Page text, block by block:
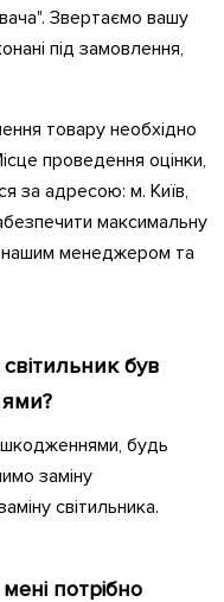
Звертаємо вашу
під замовлення,
товару необхідно
проведення оцінки,
за адресою: м. Київ,
максимальну
нашим менеджером та
був
будь
заміну
світильника.
потрібно